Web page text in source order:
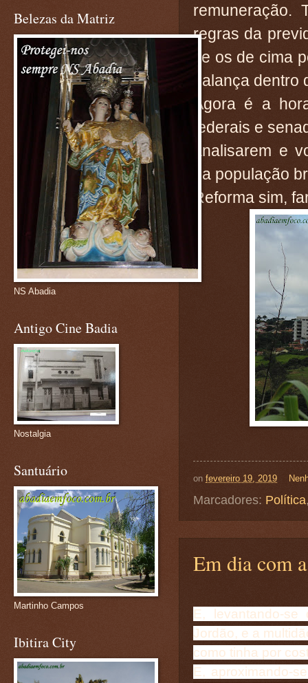
remuneração.
regras da
se os de cima
balança
Agora é a
federais e
analisarem e
da população
Reforma sim,
on fevereiro 19, 2019
Marcadores: Política
Em dia com
E, levantando-
Jordão, e a
como tinha por
E, aproximando-
Belezas da Matriz
NS Abadia
Antigo Cine Badia
Nostalgia
Santuário
Martinho Campos
Ibitira City